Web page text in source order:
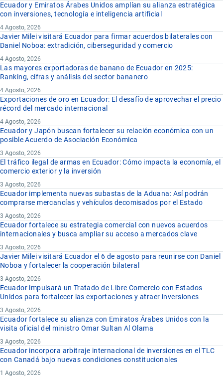
Ecuador y Emiratos Árabes Unidos amplían su alianza estratégica
con inversiones, tecnología e inteligencia artificial
4 Agosto, 2026
Javier Milei visitará Ecuador para firmar acuerdos bilaterales con
Daniel Noboa: extradición, ciberseguridad y comercio
4 Agosto, 2026
Las mayores exportadoras de banano de Ecuador en 2025:
Ranking, cifras y análisis del sector bananero
4 Agosto, 2026
Exportaciones de oro en Ecuador: El desafío de aprovechar el precio
récord del mercado internacional
4 Agosto, 2026
Ecuador y Japón buscan fortalecer su relación económica con un
posible Acuerdo de Asociación Económica
3 Agosto, 2026
El tráfico ilegal de armas en Ecuador: Cómo impacta la economía, el
comercio exterior y la inversión
3 Agosto, 2026
Ecuador implementa nuevas subastas de la Aduana: Así podrán
comprarse mercancías y vehículos decomisados por el Estado
3 Agosto, 2026
Ecuador fortalece su estrategia comercial con nuevos acuerdos
internacionales y busca ampliar su acceso a mercados clave
3 Agosto, 2026
Javier Milei visitará Ecuador el 6 de agosto para reunirse con Daniel
Noboa y fortalecer la cooperación bilateral
3 Agosto, 2026
Ecuador impulsará un Tratado de Libre Comercio con Estados
Unidos para fortalecer las exportaciones y atraer inversiones
3 Agosto, 2026
Ecuador fortalece su alianza con Emiratos Árabes Unidos con la
visita oficial del ministro Omar Sultan Al Olama
3 Agosto, 2026
Ecuador incorpora arbitraje internacional de inversiones en el TLC
con Canadá bajo nuevas condiciones constitucionales
1 Agosto, 2026